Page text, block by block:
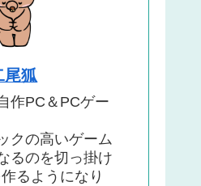
尾狐
作PC＆PCゲー
クの高いゲーム
るのを切っ掛け
るようになり